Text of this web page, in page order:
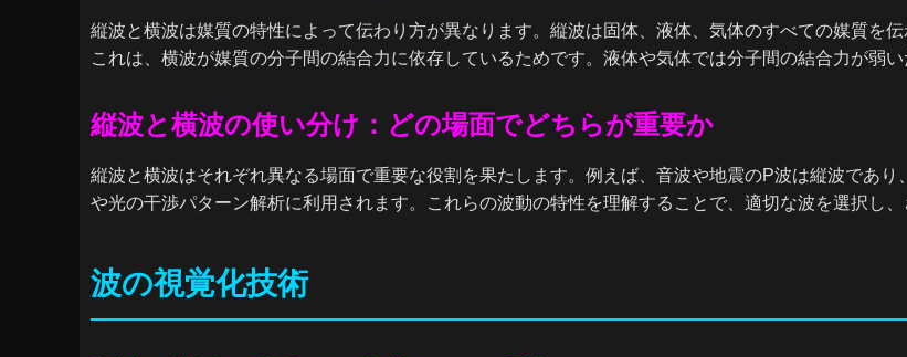
縦波と横波は媒質の特性によって伝わり方が異なります。縦波は固体、液体、気体のすべての媒質を
これは、横波が媒質の分子間の結合力に依存しているためです。液体や気体では分子間の結合力が弱い
縦波と横波の使い分け：どの場面でどちらが重要か
縦波と横波はそれぞれ異なる場面で重要な役割を果たします。例えば、音波や地震のP波は縦波であ
や光の干渉パターン解析に利用されます。これらの波動の特性を理解することで、適切な波を選択し
波の視覚化技術